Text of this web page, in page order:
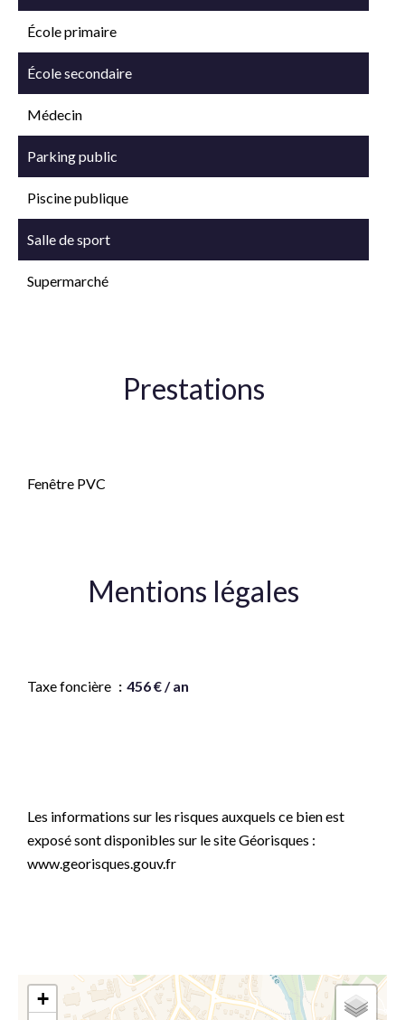
École primaire
École secondaire
Médecin
Parking public
Piscine publique
Salle de sport
Supermarché
Prestations
Fenêtre PVC
Mentions légales
Taxe foncière 456 € / an
Les informations sur les risques auxquels ce bien est
exposé sont disponibles sur le site Géorisques :
www.georisques.gouv.fr
+